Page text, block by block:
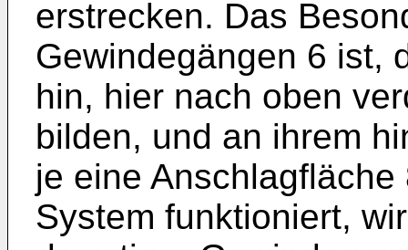
erstrecken. Das
Gewindegängen 6 ist,
hin, hier nach oben
bilden, und an ihrem
je eine
System funktioniert,